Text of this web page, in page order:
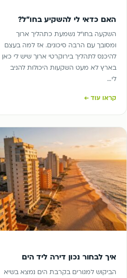
האם כדאי לי להשקיע בחו”ל?
השקעה בחו”ל נשמעת כתהליך ארוך
ומסובך עם הרבה סיכונים. אז למה בעצם
להיכנס לתהליך בירוקרטי ארוך שיש לי כאן
בארץ לא מעט השקעות היכולות להניב
לי…
קראו עוד ←
איך לבחור נכון דירה ליד הים
הביקוש למגורים בקרבת הים נמצא בשיא